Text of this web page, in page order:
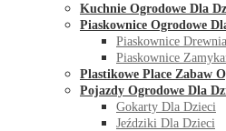
Kuchnie Ogrodowe Dla
Piaskownice Ogrodowe
Piaskownice
Piaskownice
Plastikowe Place Zabaw
Pojazdy Ogrodowe Dla
Gokarty Dla Dzieci
Jeździki Dla Dzieci